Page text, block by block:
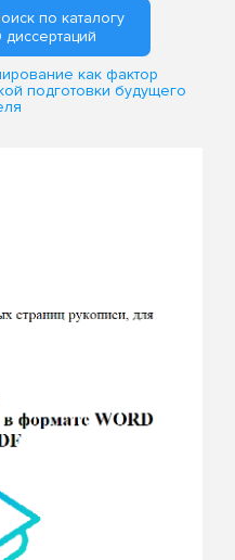
по каталогу
как фактор
подготовки будущего